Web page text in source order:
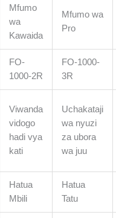
Mfumo
wa
Kawaida
Mfumo wa
Pro
FO-
1000-2R
FO-1000-
3R
Viwanda
vidogo
hadi vya
kati
Uchakataji
wa nyuzi
za ubora
wa juu
Hatua
Mbili
Hatua
Tatu